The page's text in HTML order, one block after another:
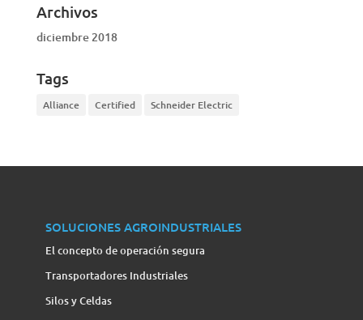
Archivos
diciembre 2018
Tags
Alliance Certified Schneider Electric
SOLUCIONES AGROINDUSTRIALES
El concepto de operación segura
Transportadores Industriales
Silos y Celdas